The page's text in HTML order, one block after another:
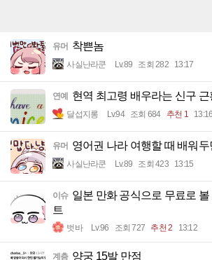
유머 착쁜놈
사실난라쿤 Lv.89 조회 282 13:17
연예 현역 최고령 배우라는 신구 근
달섭지롱 Lv.94 조회 684 추천 1 13:16
유머 영어권 나라 여행할 때 배워
사실난라쿤 Lv.89 조회 423 13:15
이슈 일본 만화 공식으로 무료로 볼
트
벗바 Lv.96 조회 727 추천 2 13:12
계층 양궁 15발 만점